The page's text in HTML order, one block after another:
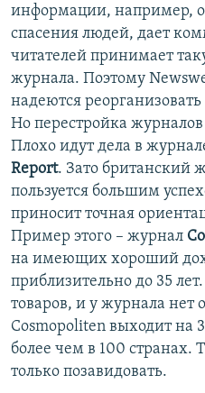
информации, например, о
спасения людей, дает
читателей принимает
журнала. Поэтому
надеются реорганизовать
Но перестройка
Плохо идут дела в
Report. Зато британский
пользуется большим
приносит точная
Пример этого – журнал
на имеющих хороший
приблизительно до 35
товаров, и у журнала нет
Cosmopoliten выходит на
более чем в 100 странах.
только позавидовать.